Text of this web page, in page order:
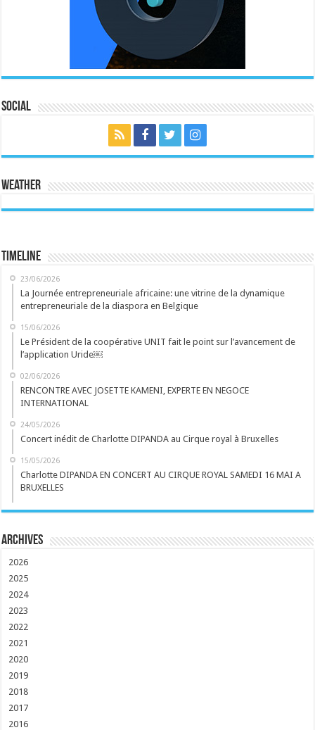
Social
Weather
Timeline
23/06/2026
La Journée entrepreneuriale africaine: une vitrine de la dynamique
entrepreneuriale de la diaspora en Belgique
15/06/2026
Le Président de la coopérative UNIT fait le point sur l’avancement de
l’application Uride￼
02/06/2026
RENCONTRE AVEC JOSETTE KAMENI, EXPERTE EN NEGOCE
INTERNATIONAL
24/05/2026
Concert inédit de Charlotte DIPANDA au Cirque royal à Bruxelles
15/05/2026
Charlotte DIPANDA EN CONCERT AU CIRQUE ROYAL SAMEDI 16 MAI A
BRUXELLES
Archives
2026
2025
2024
2023
2022
2021
2020
2019
2018
2017
2016